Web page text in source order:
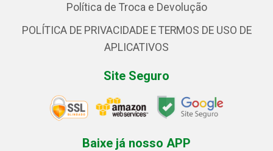
Política de Troca e Devolução
POLÍTICA DE PRIVACIDADE E TERMOS DE USO DE
APLICATIVOS
Site Seguro
Baixe já nosso APP